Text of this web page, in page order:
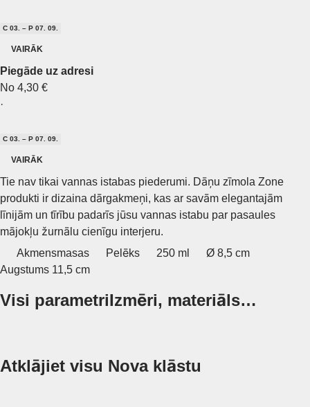
C 03. – P 07. 09.
VAIRĀK
Piegāde uz adresi
No 4,30 €
·
C 03. – P 07. 09.
VAIRĀK
Tie nav tikai vannas istabas piederumi. Dāņu zīmola Zone
produkti ir dizaina dārgakmeņi, kas ar savām elegantajām
līnijām un tīrību padarīs jūsu vannas istabu par pasaules
mājokļu žurnālu cienīgu interjeru.
Akmensmasas
Pelēks 250 ml
Ø 8,5 cm
Augstums 11,5 cm
Visi parametriIzmēri, materiāls…
Atklājiet visu Nova klāstu